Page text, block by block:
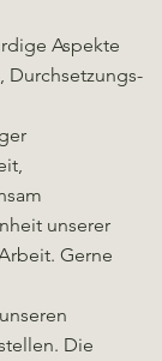
Aspekte
Durchsetzungs-
unserer
Gerne
Die